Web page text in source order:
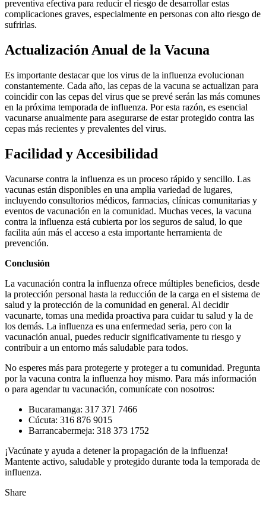
preventiva efectiva para reducir el riesgo de desarrollar estas
complicaciones graves, especialmente en personas con alto riesgo de
sufrirlas.
Actualización Anual de la Vacuna
Es importante destacar que los virus de la influenza evolucionan
constantemente. Cada año, las cepas de la vacuna se actualizan para
coincidir con las cepas del virus que se prevé serán las más comunes
en la próxima temporada de influenza. Por esta razón, es esencial
vacunarse anualmente para asegurarse de estar protegido contra las
cepas más recientes y prevalentes del virus.
Facilidad y Accesibilidad
Vacunarse contra la influenza es un proceso rápido y sencillo. Las
vacunas están disponibles en una amplia variedad de lugares,
incluyendo consultorios médicos, farmacias, clínicas comunitarias y
eventos de vacunación en la comunidad. Muchas veces, la vacuna
contra la influenza está cubierta por los seguros de salud, lo que
facilita aún más el acceso a esta importante herramienta de
prevención.
Conclusión
La vacunación contra la influenza ofrece múltiples beneficios, desde
la protección personal hasta la reducción de la carga en el sistema de
salud y la protección de la comunidad en general. Al decidir
vacunarte, tomas una medida proactiva para cuidar tu salud y la de
los demás. La influenza es una enfermedad seria, pero con la
vacunación anual, puedes reducir significativamente tu riesgo y
contribuir a un entorno más saludable para todos.
No esperes más para protegerte y proteger a tu comunidad. Pregunta
por la vacuna contra la influenza hoy mismo. Para más información
o para agendar tu vacunación, comunícate con nosotros:
Bucaramanga: 317 371 7466
Cúcuta: 316 876 9015
Barrancabermeja: 318 373 1752
¡Vacúnate y ayuda a detener la propagación de la influenza!
Mantente activo, saludable y protegido durante toda la temporada de
influenza.
Share